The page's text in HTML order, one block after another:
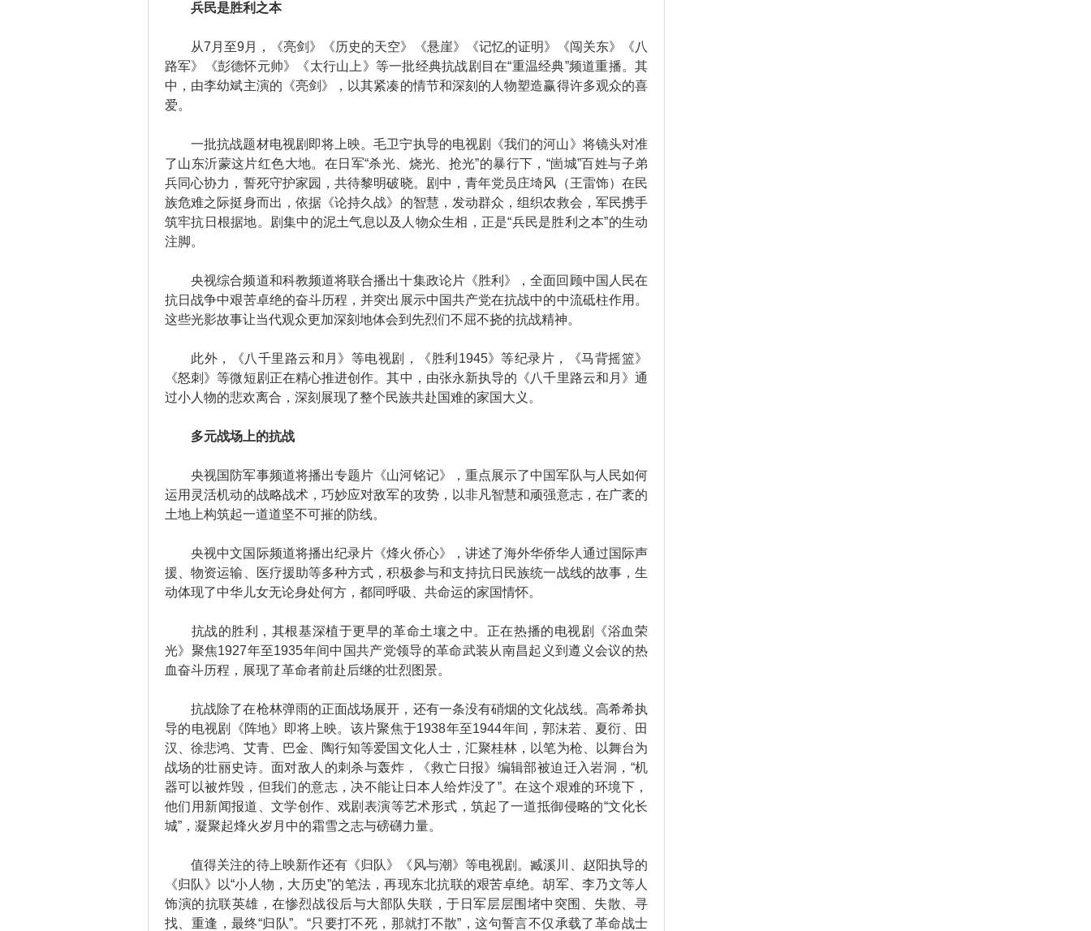
兵民是胜利之本
从7月至9月，《亮剑》《历史的天空》《悬崖》《记忆的证明》《闯关东》《八
路军》《彭德怀元帅》《太行山上》等一批经典抗战剧目在“重温经典”频道重播。其
中，由李幼斌主演的《亮剑》，以其紧凑的情节和深刻的人物塑造赢得许多观众的喜
爱。
一批抗战题材电视剧即将上映。毛卫宁执导的电视剧《我们的河山》将镜头对准
了山东沂蒙这片红色大地。在日军“杀光、烧光、抢光”的暴行下，“崮城”百姓与子弟
兵同心协力，誓死守护家园，共待黎明破晓。剧中，青年党员庄埼风（王雷饰）在民
族危难之际挺身而出，依据《论持久战》的智慧，发动群众，组织农救会，军民携手
筑牢抗日根据地。剧集中的泥土气息以及人物众生相，正是“兵民是胜利之本”的生动
注脚。
央视综合频道和科教频道将联合播出十集政论片《胜利》，全面回顾中国人民在
抗日战争中艰苦卓绝的奋斗历程，并突出展示中国共产党在抗战中的中流砥柱作用。
这些光影故事让当代观众更加深刻地体会到先烈们不屈不挠的抗战精神。
此外，《八千里路云和月》等电视剧，《胜利1945》等纪录片，《马背摇篮》
《怒刺》等微短剧正在精心推进创作。其中，由张永新执导的《八千里路云和月》通
过小人物的悲欢离合，深刻展现了整个民族共赴国难的家国大义。
多元战场上的抗战
央视国防军事频道将播出专题片《山河铭记》，重点展示了中国军队与人民如何
运用灵活机动的战略战术，巧妙应对敌军的攻势，以非凡智慧和顽强意志，在广袤的
土地上构筑起一道道坚不可摧的防线。
央视中文国际频道将播出纪录片《烽火侨心》，讲述了海外华侨华人通过国际声
援、物资运输、医疗援助等多种方式，积极参与和支持抗日民族统一战线的故事，生
动体现了中华儿女无论身处何方，都同呼吸、共命运的家国情怀。
抗战的胜利，其根基深植于更早的革命土壤之中。正在热播的电视剧《浴血荣
光》聚焦1927年至1935年间中国共产党领导的革命武装从南昌起义到遵义会议的热
血奋斗历程，展现了革命者前赴后继的壮烈图景。
抗战除了在枪林弹雨的正面战场展开，还有一条没有硝烟的文化战线。高希希执
导的电视剧《阵地》即将上映。该片聚焦于1938年至1944年间，郭沫若、夏衍、田
汉、徐悲鸿、艾青、巴金、陶行知等爱国文化人士，汇聚桂林，以笔为枪、以舞台为
战场的壮丽史诗。面对敌人的刺杀与轰炸，《救亡日报》编辑部被迫迁入岩洞，“机
器可以被炸毁，但我们的意志，决不能让日本人给炸没了”。在这个艰难的环境下，
他们用新闻报道、文学创作、戏剧表演等艺术形式，筑起了一道抵御侵略的“文化长
城”，凝聚起烽火岁月中的霜雪之志与磅礴力量。
值得关注的待上映新作还有《归队》《风与潮》等电视剧。臧溪川、赵阳执导的
《归队》以“小人物，大历史”的笔法，再现东北抗联的艰苦卓绝。胡军、李乃文等人
饰演的抗联英雄，在惨烈战役后与大部队失联，于日军层层围堵中突围、失散、寻
找、重逢，最终“归队”。“只要打不死，那就打不散”，这句誓言不仅承载了革命战士